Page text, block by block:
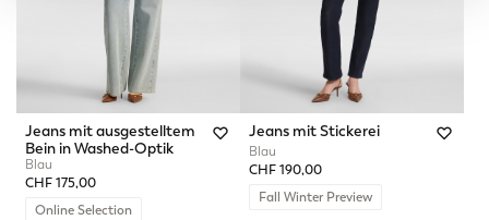
Jeans mit ausgestelltem
Bein in Washed-Optik
Blau
CHF 175,00
Online Selection
Jeans mit Stickerei
Blau
CHF 190,00
Fall Winter Preview